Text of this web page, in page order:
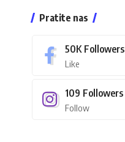
Pratite nas
50K Followers
Like
109 Followers
Follow